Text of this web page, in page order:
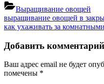
Выращивание овощей
Навигация
по
записям
Previous
Post:
выращивание овощей в
Next
как ухаживать за
Добавить комментарий
Ваш адрес email не будет
помечены *